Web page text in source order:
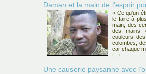
Daman et la main de l’espoir
« Ce qu’un
le faire à
main, des
des mains
couleurs,
colombes,
car chaque
(...)
Une causerie paysanne avec